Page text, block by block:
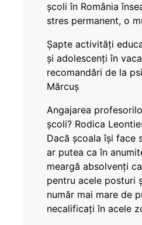
școli în România
stres permanent, o
Șapte activități
și adolescenți în
recomandări de la
Mărcuș
Angajarea
școli? Rodica
Dacă școala își face
ar putea ca în
meargă absolvenți
pentru acele posturi
număr mai mare de
necalificați în acele